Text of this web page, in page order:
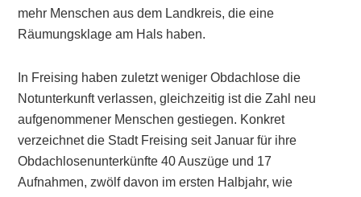
mehr Menschen aus dem Landkreis, die eine
Räumungsklage am Hals haben.
In Freising haben zuletzt weniger Obdachlose die
Notunterkunft verlassen, gleichzeitig ist die Zahl neu
aufgenommener Menschen gestiegen. Konkret
verzeichnet die Stadt Freising seit Januar für ihre
Obdachlosenunterkünfte 40 Auszüge und 17
Aufnahmen, zwölf davon im ersten Halbjahr, wie